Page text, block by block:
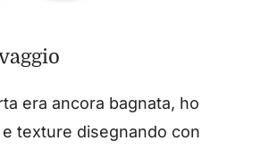
era ancora bagnata, ho
texture disegnando con